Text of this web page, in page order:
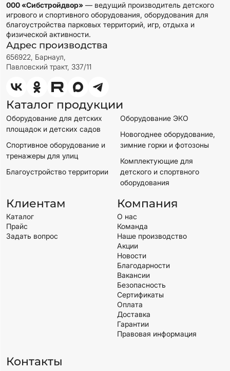
000 «Сибстройдвор» — ведущий производитель детского
игрового и спортивного оборудования, оборудования для
благоустройства парковых территорий, игр, отдыха и
физической активности.
Адрес производства
656922, Барнаул,
Павловский тракт, 337/11
Каталог продукции
Оборудование для детских
площадок и детских садов
Спортивное оборудование и
тренажеры для улиц
Благоустройство территории
Оборудование ЭКО
Новогоднее оборудование,
зимние горки и фотозоны
Комплектующие для
детского и спортвного
оборудования
Клиентам
Каталог
Прайс
Задать вопрос
Компания
О нас
Команда
Наше производство
Акции
Новости
Благодарности
Вакансии
Безопасность
Сертификаты
Оплата
Доставка
Гарантии
Правовая информация
Контакты